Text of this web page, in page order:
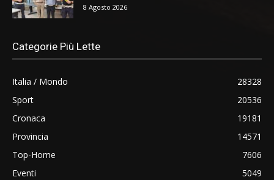
8 Agosto 2026
Categorie Più Lette
Italia / Mondo
28328
Sport
20536
Cronaca
19181
Provincia
14571
Top-Home
7606
Eventi
5049